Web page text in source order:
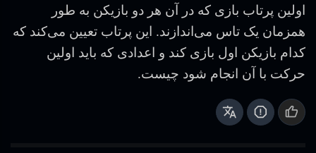
اولین پرتاب بازی که در آن هر دو بازیکن به طور
همزمان یک تاس می‌اندازند. این پرتاب تعیین می‌کند که
کدام بازیکن اول بازی کند و اعدادی که باید اولین
حرکت با آن انجام شود چیست.